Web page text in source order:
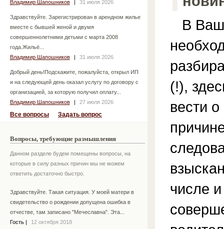
Владимир Шапошников
| 31 июля 2026
Здравствуйте. Зарегистрирован в арендном жилье
вместе с бывшей женой и двумя
совершеннолетними детьми с марта 2008
года.Жильё...
Владимир Шапошников
| 31 июля 2026
Добрый день!Подскажите, пожалуйста, открыл ИП
и на следующей день оказал услугу по договору с
организацией, за которую получил оплату...
Владимир Шапошников
| 27 июля 2026
Все вопросы Задать вопрос
Вопросы, требующие размышления
Данном разделе будем помещены вопросы, на
которые в силу разных причин мы не можем
ответить достаточно быстро.
Здравствуйте. Такая ситуация. У моей матери в
свидетельство о рождении допущена ошибка в
отчестве, там записано "Мечеславна". Эта...
Гость
12 октября 2018
В
(!),
вести
числе